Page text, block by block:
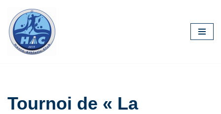
Aller
au
contenu
Tournoi de « La